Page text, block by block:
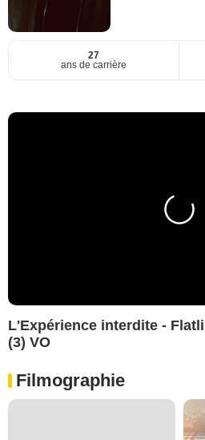
27
ans de carrière
L'Expérience interdite -
(3) VO
Filmographie